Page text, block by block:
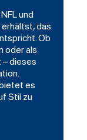
und
das
Ob
oder als
dieses
es
Stil zu